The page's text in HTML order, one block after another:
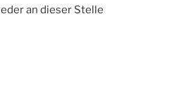
an dieser Stelle